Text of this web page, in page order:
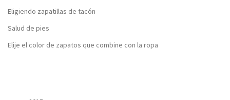
Eligiendo zapatillas de tacón
Salud de pies
Elije el color de zapatos que combine con la ropa